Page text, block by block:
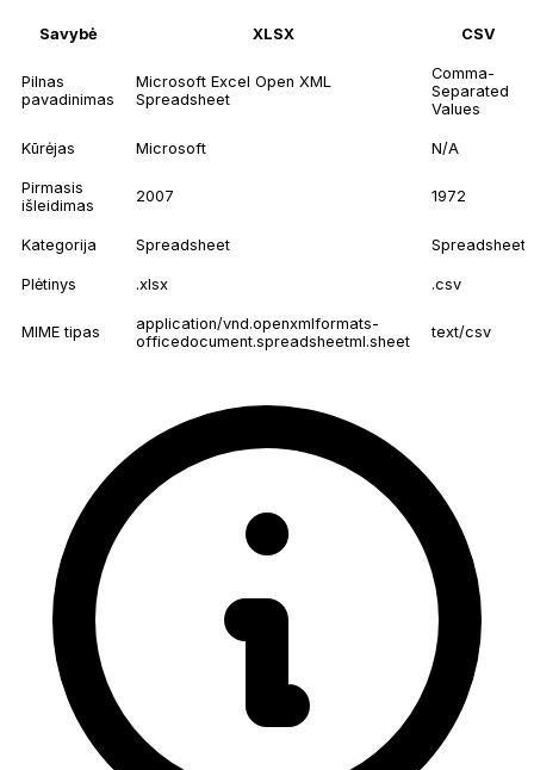
Savybė XLSX CSV
Pilnas
pavadinimas
Microsoft Excel Open XML
Spreadsheet
Comma-
Separated
Values
Kūrėjas Microsoft N/A
Pirmasis
išleidimas
2007 1972
Kategorija Spreadsheet Spreadsheet
Plėtinys .xlsx .csv
MIME tipas
application/vnd.openxmlformats-
officedocument.spreadsheetml.sheet
text/csv